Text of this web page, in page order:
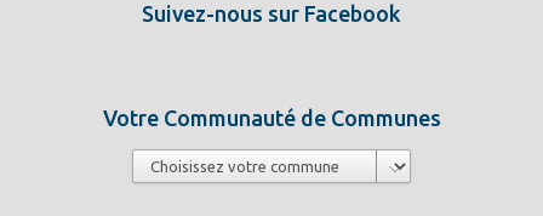
Suivez-nous sur Facebook
Votre Communauté de Communes